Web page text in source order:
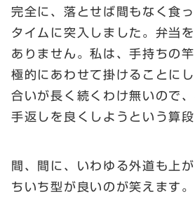
完全に、落とせば間もなく食
タイムに突入しました。弁当
ありません。私は、手持ちの
極的にあわせて掛けることに
合いが長く続くわけ無いので
手返しを良くしようという算段
間、間に、いわゆる外道も上
ちいち型が良いのが笑えます。